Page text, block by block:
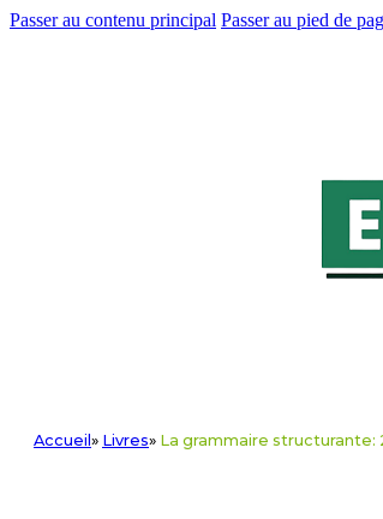
Passer au contenu principal Passer au pied de
Accueil » Livres» La grammaire structurante: